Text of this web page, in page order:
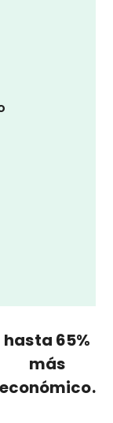
hasta 65%
más
económico.